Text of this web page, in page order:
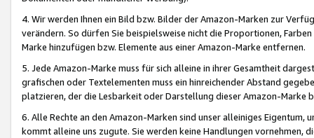
4. Wir werden Ihnen ein Bild bzw. Bilder der Amazon-Marken zur
verändern. So dürfen Sie beispielsweise nicht die Proportionen,
Marke hinzufügen bzw. Elemente aus einer Amazon-Marke entfernen.
5. Jede Amazon-Marke muss für sich alleine in ihrer Gesamtheit
grafischen oder Textelementen muss ein hinreichender Abstand
platzieren, der die Lesbarkeit oder Darstellung dieser Amazon-Marke
6. Alle Rechte an den Amazon-Marken sind unser alleiniges
kommt alleine uns zugute. Sie werden keine Handlungen vornehmen,